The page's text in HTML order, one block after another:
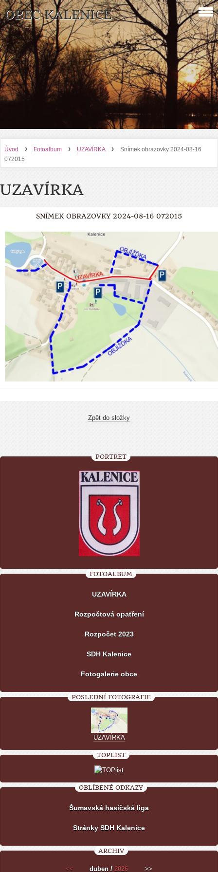
OBEC KALENICE
Úvod › Fotoalbum › UZAVÍRKA ›
Snímek obrazovky 2024-08-16
072015
UZAVÍRKA
SNÍMEK OBRAZOVKY 2024-08-16 072015
Zpět do složky
PORTRÉT
FOTOALBUM
UZAVÍRKA
Rozpočtová opatření
Rozpočet 2023
SDH Kalenice
Fotogalerie obce
POSLEDNÍ FOTOGRAFIE
UZAVÍRKA
TOPLIST
OBLÍBENÉ ODKAZY
Šumavská hasičská liga
Stránky SDH Kalenice
ARCHIV
<< duben / 2026 >>